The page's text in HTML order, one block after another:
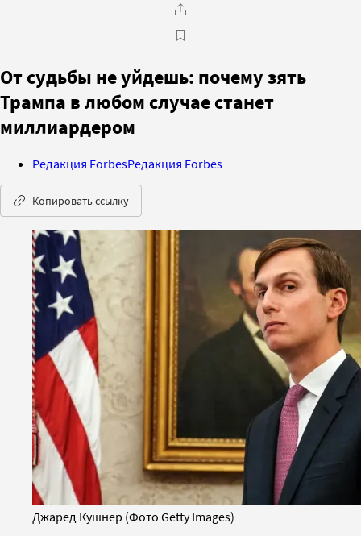
От судьбы не уйдешь: почему зять
Трампа в любом случае станет
миллиардером
Редакция ForbesРедакция Forbes
Копировать ссылку
Джаред Кушнер (Фото Getty Images)